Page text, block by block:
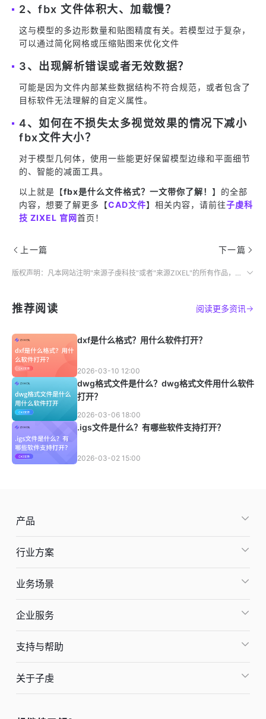
2、fbx 文件体积大、加载慢？
这与模型的多边形数量和贴图精度有关。若模型过于复杂，
可以通过简化网格或压缩贴图来优化文件
3、出现解析错误或者无效数据？
可能是因为文件内部某些数据结构不符合规范，或者包含了
目标软件无法理解的自定义属性。
4、如何在不损失太多视觉效果的情况下减小
fbx文件大小？
对于模型几何体，使用一些能更好保留模型边缘和平面细节
的、智能的减面工具。
以上就是【fbx是什么文件格式？一文带你了解！ 】的全部
内容，想要了解更多【CAD文件】相关内容，请前往子虔科
技 ZIXEL 官网首页！
上一篇 下一篇
版权声明：凡本网站注明"来源子虔科技"或者"来源ZIXEL"的所有作品，均为本网站合法拥有版权的作品，未经本网站授权，任何媒体、网站、个人不得转载、链接、转帖或以其他方式使用。
推荐阅读 阅读更多资讯
dxf是什么格式？用什么软件打开？
2026-03-10 12:00
dwg格式文件是什么？dwg格式文件用什么软件
打开？
2026-03-06 18:00
.igs文件是什么？有哪些软件支持打开？
2026-03-02 15:00
产品
行业方案
业务场景
企业服务
支持与帮助
关于子虔